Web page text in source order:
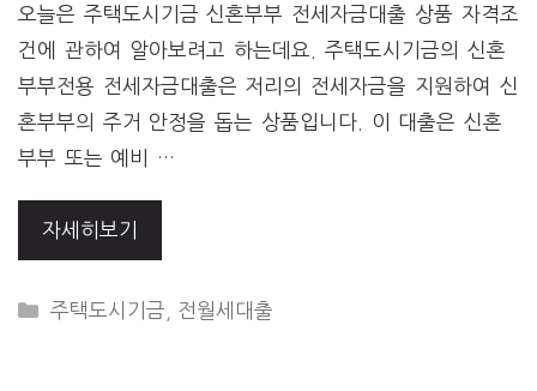
오늘은 주택도시기금 신혼부부 전세자금대출 상품 자격조
건에 관하여 알아보려고 하는데요. 주택도시기금의 신혼
부부전용 전세자금대출은 저리의 전세자금을 지원하여 신
혼부부의 주거 안정을 돕는 상품입니다. 이 대출은 신혼
부부 또는 예비 …
자세히보기
CATEGORIES
주택도시기금 전월세대출